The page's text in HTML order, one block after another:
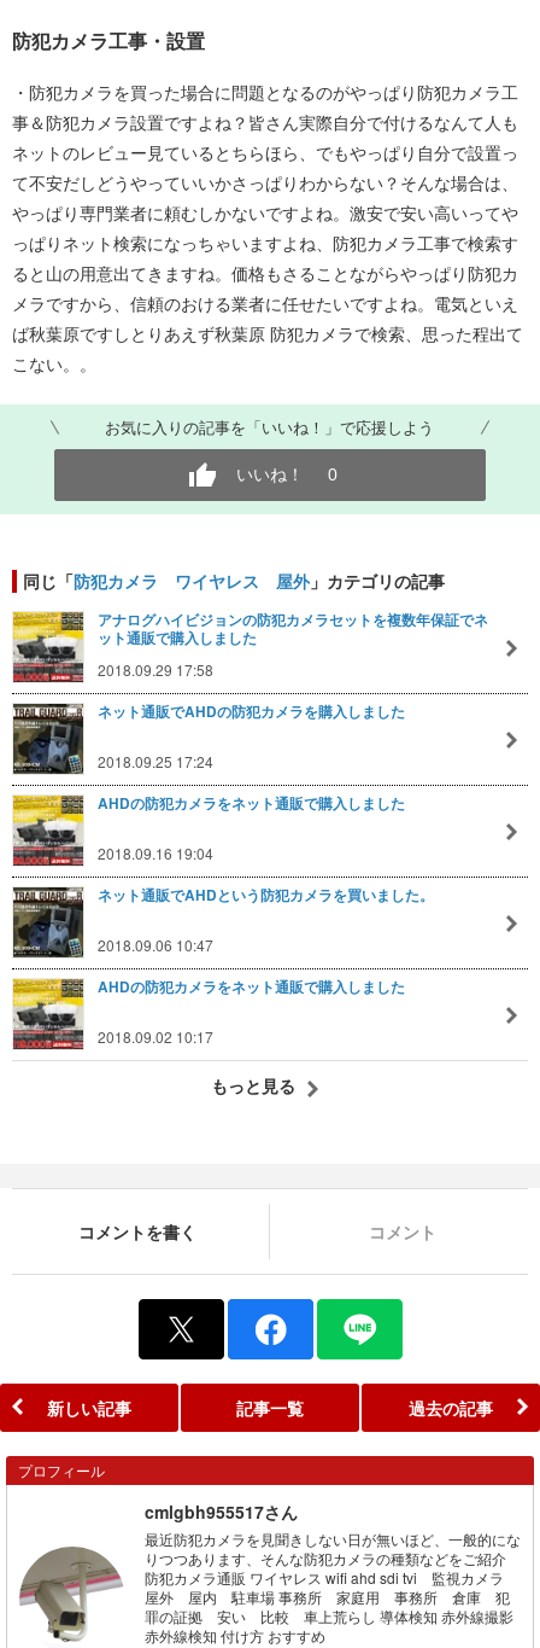
防犯カメラ工事・設置
・防犯カメラを買った場合に問題となるのがやっぱり防犯カメラ工
事＆防犯カメラ設置ですよね？皆さん実際自分で付けるなんて人も
ネットのレビュー見ているとちらほら、でもやっぱり自分で設置っ
て不安だしどうやっていいかさっぱりわからない？そんな場合は、
やっぱり専門業者に頼むしかないですよね。激安で安い高いってや
っぱりネット検索になっちゃいますよね、防犯カメラ工事で検索す
ると山の用意出てきますね。価格もさることながらやっぱり防犯カ
メラですから、信頼のおける業者に任せたいですよね。電気といえ
ば秋葉原ですしとりあえず秋葉原 防犯カメラで検索、思った程出て
こない。。
お気に入りの記事を「いいね！」で応援しよう
いいね！ 0
同じ「防犯カメラ ワイヤレス 屋外」カテゴリの記事
アナログハイビジョンの防犯カメラセットを複数年保証でネ
ット通販で購入しました
2018.09.29 17:58
ネット通販でAHDの防犯カメラを購入しました
2018.09.25 17:24
AHDの防犯カメラをネット通販で購入しました
2018.09.16 19:04
ネット通販でAHDという防犯カメラを買いました。
2018.09.06 10:47
AHDの防犯カメラをネット通販で購入しました
2018.09.02 10:17
もっと見る
コメントを書く コメント
新しい記事 記事一覧 過去の記事
プロフィール
cmlgbh955517さん
最近防犯カメラを見聞きしない日が無いほど、一般的にな
りつつあります、そんな防犯カメラの種類などをご紹介
防犯カメラ通販 ワイヤレス wifi ahd sdi tvi 監視カメラ
屋外 屋内 駐車場 事務所 家庭用 事務所 倉庫 犯
罪の証拠 安い 比較 車上荒らし 導体検知 赤外線撮影
赤外線検知 付け方 おすすめ